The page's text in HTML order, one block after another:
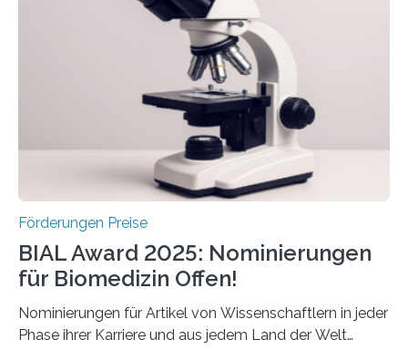
Betroffenen zu verbessern. Dazu schreibt sie auch in
diesem Jahr wieder deutschlandweit den Hentschel-
Preis aus. Er richtet sich gezielt an jüngere
Forscherinnen und Forscher unter 40 Jahren. Geehrt
werden soll eine herausragende Doktorarbeit oder eine
hochrangige wissenschaftliche Publikation zum Thema
Förderungen Preise
BIAL Award 2025: Nominierungen
für Biomedizin Offen!
Nominierungen für Artikel von Wissenschaftlern in jeder
Phase ihrer Karriere und aus jedem Land der Welt